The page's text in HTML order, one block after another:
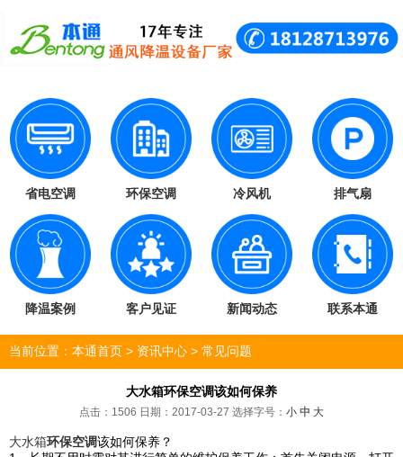
省电空调 环保空调 冷风机 排气扇
降温案例 客户见证 新闻动态 联系本通
当前位置： 本通首页 > 资讯中心 > 常见问题
大水箱环保空调该如何保养
点击：1506 日期：2017-03-27 选择字号： 小 中 大
大水箱环保空调该如何保养？